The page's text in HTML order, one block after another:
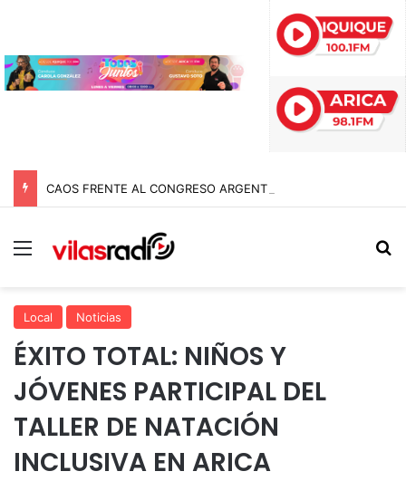
Menú
Local Noticias
ÉXITO TOTAL: NIÑOS Y
JÓVENES PARTICIPAL DEL
TALLER DE NATACIÓN
INCLUSIVA EN ARICA